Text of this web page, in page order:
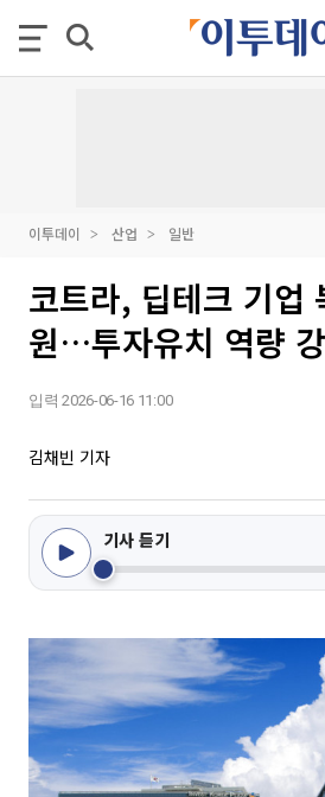
이투데이 산업 일반
코트라, 딥테크 기업
원…투자유치 역량
입력 2026-06-16 11:00
김채빈 기자
기사 듣기